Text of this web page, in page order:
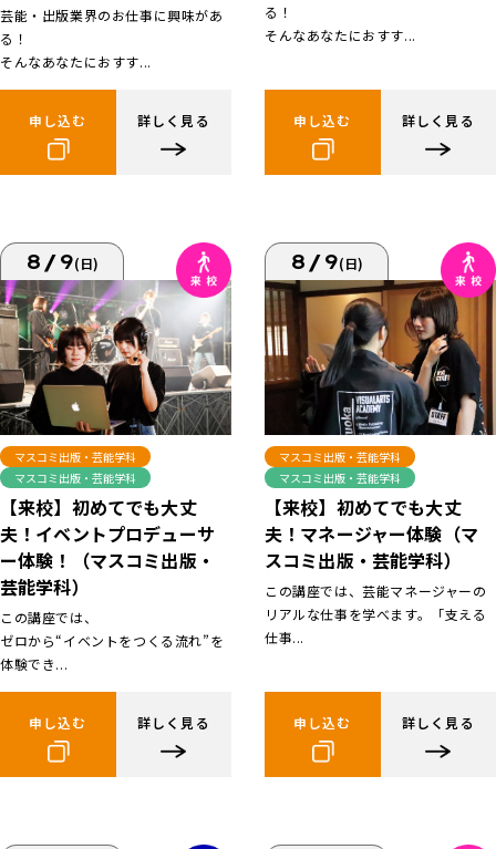
芸能・出版業界のお仕事に興味があ
る！
そんなあなたにおすす...
申し込む 詳しく見る
る！
そんなあなたにおすす...
申し込む 詳しく見る
8/9(日)
マスコミ出版・芸能学科
マスコミ出版・芸能学科
【来校】初めてでも大丈
夫！イベントプロデューサ
ー体験！（マスコミ出版・
芸能学科）
この講座では、
ゼロから“イベントをつくる流れ”を
体験でき...
申し込む 詳しく見る
8/9(日)
マスコミ出版・芸能学科
マスコミ出版・芸能学科
【来校】初めてでも大丈
夫！マネージャー体験（マ
スコミ出版・芸能学科）
この講座では、芸能マネージャーの
リアルな仕事を学べます。「支える
仕事...
申し込む 詳しく見る